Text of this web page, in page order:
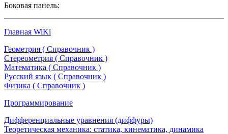
Боковая панель:
Главная WiKi
Геометрия ( Справочник )
Стереометрия ( Справочник )
Математика ( Справочник )
Русский язык ( Справочник )
Физика ( Справочник )
Программирование
Дифференциальные уравнения (диффуры)
Теоретическая механика: статика, кинематика, динамика